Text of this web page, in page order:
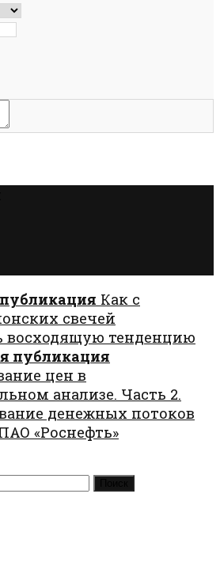
Как с
свечей
восходящую тенденцию
публикация
цен в
анализе. Часть 2.
денежных потоков
«Роснефть»